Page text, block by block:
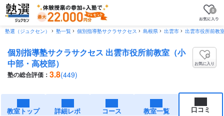
0
塾選（ジュクセン） 塾一覧 個別指導塾サクラサクセス 島根県 出雲市 出雲市役所前教
個別指導塾サクラサクセス 出雲市役所前教室（小
中部・高校部）
塾の総合評価： 3.8(449)
お気に入り
教室トップ 詳細レポ コース 教室一覧 口コミ